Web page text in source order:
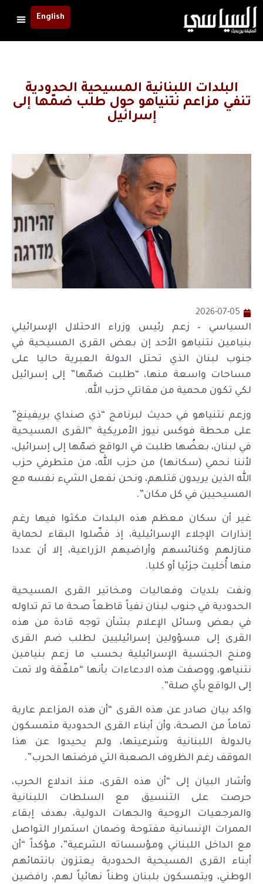
English
البلدات اللبنانية المسيحية الحدودية
تنفي مزاعم نتنياهو حول طلب ضمّها إلى
إسرائيل
2026-07-05
السياسي – زعم رئيس وزراء الاحتلال الإسرائيلي
بنيامين نتنياهو الأحد إن بعض القرى المسيحية في
جنوب لبنان الذي تحتل الدولة العبرية حاليا على
مساحات واسعة منها، “طلبت ضمّها” إلى إسرائيل
لكي تكون محمية من مقاتلي حزب الله.
وزعم نتنياهو في حديث لبرنامج “ذي صنداي بريفينغ”
على محطة فوكس نيوز الأمريكية “القرى المسيحية
في لبنان، بعضُها طلبت في الواقع ضمّها إلى إسرائيل،
لأننا نحمي (سكانها) من حزب الله، من متطرفي حزب
الله الذين يريدون قتلهم، ونحن نفعل الشيء نفسه مع
المسيحيين في كل مكان”.
غير أن سكان معظم هذه البلدات مكثوا فيها رغم
إنذارات الإجلاء الإسرائيلية، إذ فضّلوا البقاء لحماية
منازلهم وكنائسهم وأراضيهم الزراعية، إلا أن عددا
منها أُخليت جزئيا أو كليا.
ونفت بلديات وفعاليات ومخاتير القرى المسيحية
الحدودية في جنوب لبنان نفياً قاطعاً صحة ما تم تداوله
في بعض وسائل الإعلام بشأن توجه قادة من هذه
القرى إلى مسؤولين إسرائيليين لطلب ضم القرى
ومنح الجنسية الإسرائيلية بحسب ما زعم بنيامين
نتنياهو، ووصفت هذه الادعاءات بأنها “ملفّقة ولا تمت
إلى الواقع بأي صلة”.
واكد بيان صادر عن هذه القرى “أن هذه المزاعم عارية
تماماً من الصحة، وأن أبناء القرى الحدودية متمسكون
بالدولة اللبنانية وشرعيتها، ولم يحيدوا عن هذا
الموقف رغم الظروف الصعبة التي فرضتها الحرب”.
وأشار البيان إلى “أن هذه القرى، منذ اندلاع الحرب،
حرصت على التنسيق مع السلطات اللبنانية
والمرجعيات الروحية والجهات الدولية، بهدف إبقاء
الممرات الإنسانية مفتوحة وضمان استمرار التواصل
مع الداخل اللبناني ومؤسساته الشرعية”، مؤكداً “أن
أبناء القرى المسيحية الحدودية يعتزون بانتمائهم
الوطني، ويتمسكون بلبنان وطناً نهائياً لهم، رافضين